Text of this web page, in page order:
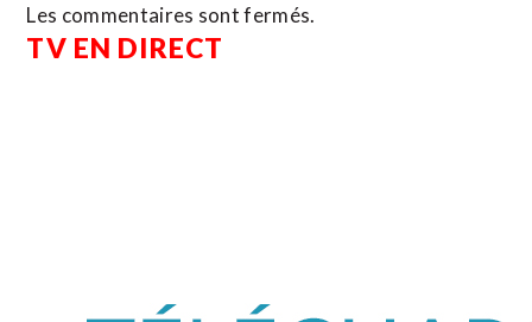
Les commentaires sont fermés.
TV EN DIRECT